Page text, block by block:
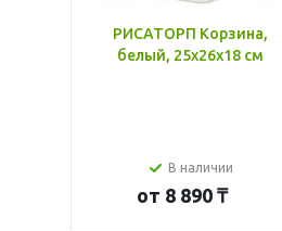
РИСАТОРП Корзина,
белый, 25x26x18 см
В наличии
от 8 890 ₸